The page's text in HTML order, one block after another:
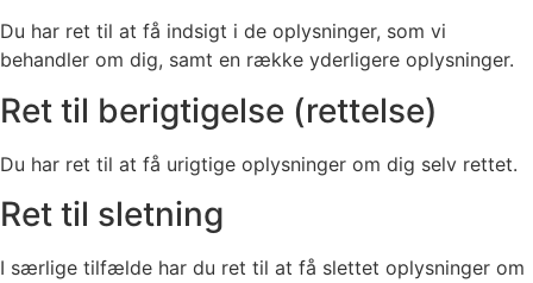
Du har ret til at få indsigt i de oplysninger, som vi
behandler om dig, samt en række yderligere oplysninger.
Ret til berigtigelse (rettelse)
Du har ret til at få urigtige oplysninger om dig selv rettet.
Ret til sletning
I særlige tilfælde har du ret til at få slettet oplysninger om